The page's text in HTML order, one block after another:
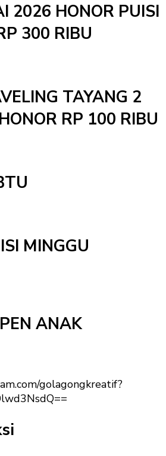
2026 HONOR PUISI
300 RIBU
TAYANG 2
RP 100 RIBU
MINGGU
ANAK
golagongkreatif?